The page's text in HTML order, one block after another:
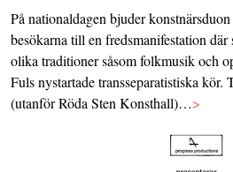
På nationaldagen bjuder
besökarna till en fredsmanifestation
olika traditioner såsom folkmusik och
Fuls nystartade transseparatistiska kör.
(utanför Röda Sten Konsthall)…>